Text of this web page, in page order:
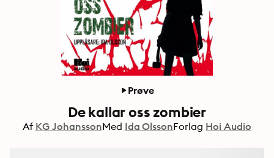
Prøve
De kallar oss zombier
Af KG JohanssonMed Ida OlssonForlag Hoi Audio